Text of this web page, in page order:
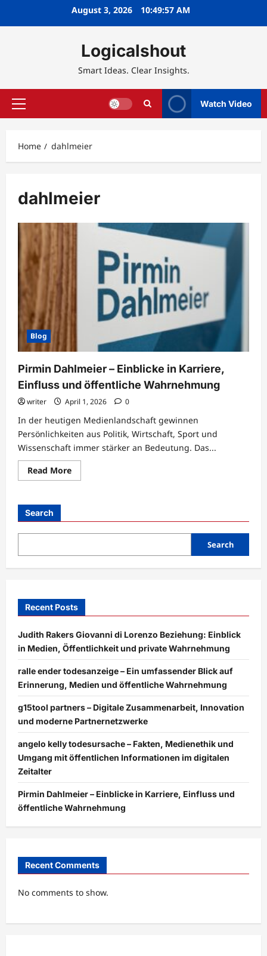
August 3, 2026 10:49:58 AM
Logicalshout
Smart Ideas. Clear Insights.
Primary
Watch Video
Home dahlmeier
dahlmeier
Blog
Pirmin Dahlmeier – Einblicke in Karriere,
Einfluss und öffentliche Wahrnehmung
writer April 1, 2026 0
In der heutigen Medienlandschaft gewinnen
Persönlichkeiten aus Politik, Wirtschaft, Sport und
Wissenschaft immer stärker an Bedeutung. Das...
Read MoreRead
more
Einblicke
Karriere,
und
Wahrnehmung
Search
Search
Recent Posts
Judith Rakers Giovanni di Lorenzo Beziehung: Einblick
in Medien, Öffentlichkeit und private Wahrnehmung
ralle ender todesanzeige – Ein umfassender Blick auf
Erinnerung, Medien und öffentliche Wahrnehmung
g15tool partners – Digitale Zusammenarbeit, Innovation
und moderne Partnernetzwerke
angelo kelly todesursache – Fakten, Medienethik und
Umgang mit öffentlichen Informationen im digitalen
Zeitalter
Pirmin Dahlmeier – Einblicke in Karriere, Einfluss und
öffentliche Wahrnehmung
Recent Comments
No comments to show.